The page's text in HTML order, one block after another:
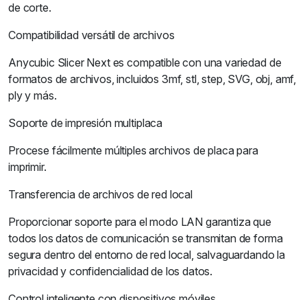
de corte.
Compatibilidad versátil de archivos
Anycubic Slicer Next es compatible con una variedad de
formatos de archivos, incluidos 3mf, stl, step, SVG, obj, amf,
ply y más.
Soporte de impresión multiplaca
Procese fácilmente múltiples archivos de placa para
imprimir.
Transferencia de archivos de red local
Proporcionar soporte para el modo LAN garantiza que
todos los datos de comunicación se transmitan de forma
segura dentro del entorno de red local, salvaguardando la
privacidad y confidencialidad de los datos.